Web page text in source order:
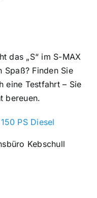
das „S“ im S-MAX
Finden Sie
eine Testfahrt – Sie
bereuen.
PS Diesel
Kebschull